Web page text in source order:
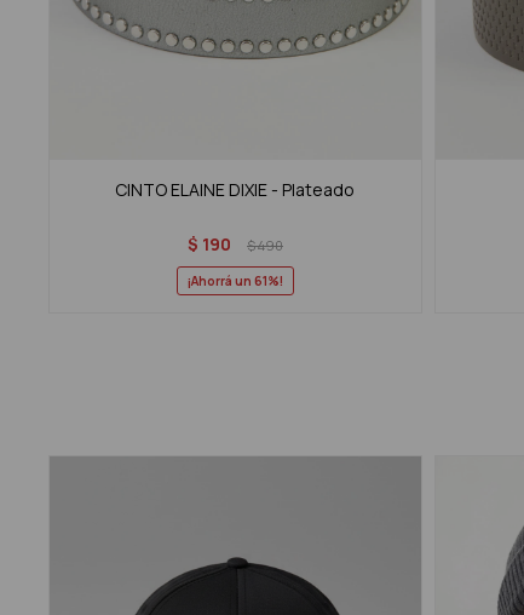
CINTO ELAINE DIXIE - Plateado
$ 190 $490
61